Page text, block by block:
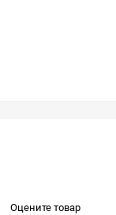
Оцените товар